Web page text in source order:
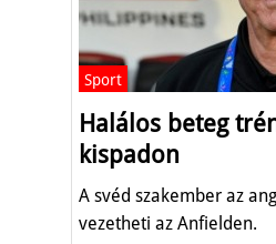
Sport
Halálos beteg
kispadon
A svéd szakember az
vezetheti az Anfielden.